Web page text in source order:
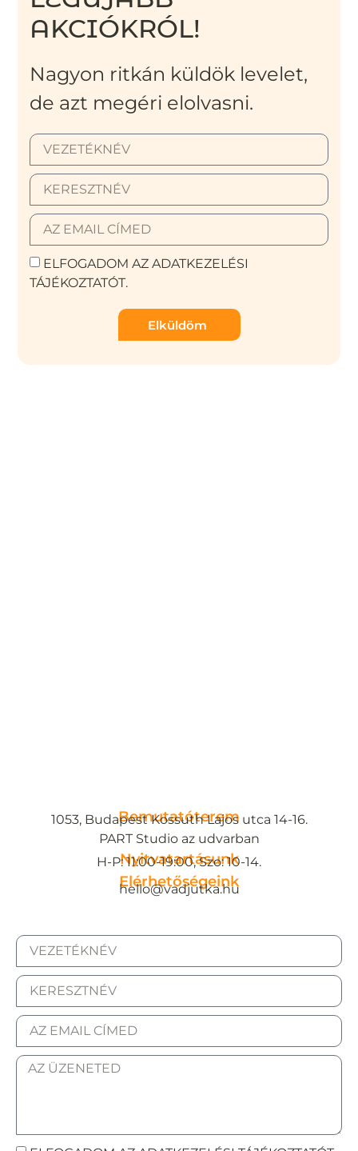
AKCIÓKRÓL!
Nagyon ritkán küldök levelet,
de azt megéri elolvasni.
ELFOGADOM AZ ADATKEZELÉSI
TÁJÉKOZTATÓT.
Elküldöm
Bemutatóterem
1053, Budapest Kossuth Lajos utca 14-16.
PART Studio az udvarban
Nyitvatartásunk
H-P: 11:00-19:00, Szo: 10-14.
Elérhetőségeink
hello@vadjutka.hu